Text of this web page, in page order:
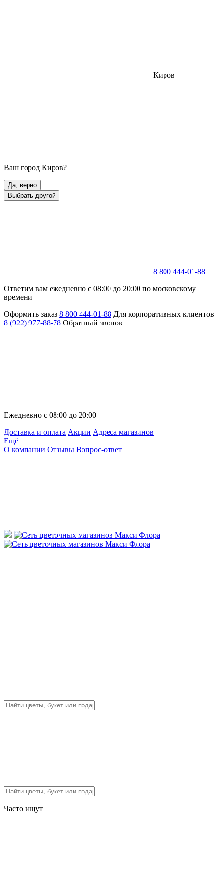
Киров
Ваш город Киров?
Да, верно
Выбрать другой
8 800 444-01-88
Ответим вам ежедневно с 08:00 до 20:00 по московскому
времени
Оформить заказ 8 800 444-01-88 Для корпоративных клиентов
8 (922) 977-88-78 Обратный звонок
Ежедневно с 08:00 до 20:00
Доставка и оплата Акции Адреса магазинов
Ещё
О компании Отзывы Вопрос-ответ
Часто ищут